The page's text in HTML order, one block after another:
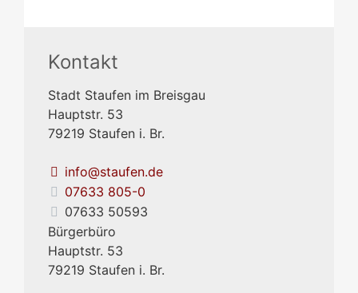
Kontakt
Stadt Staufen im Breisgau
Hauptstr. 53
79219 Staufen i. Br.
info@staufen.de
07633 805-0
07633 50593
Bürgerbüro
Hauptstr. 53
79219 Staufen i. Br.